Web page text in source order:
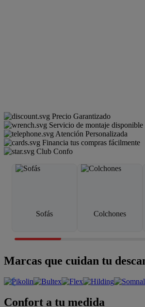
Precio Garantizado
Servicio de montaje disponible
Atención Personalizada
Financia tus compras fácilmente
Club Confo
Sofás Colchones
Marcas que cuidan tu
Confort a tu medida